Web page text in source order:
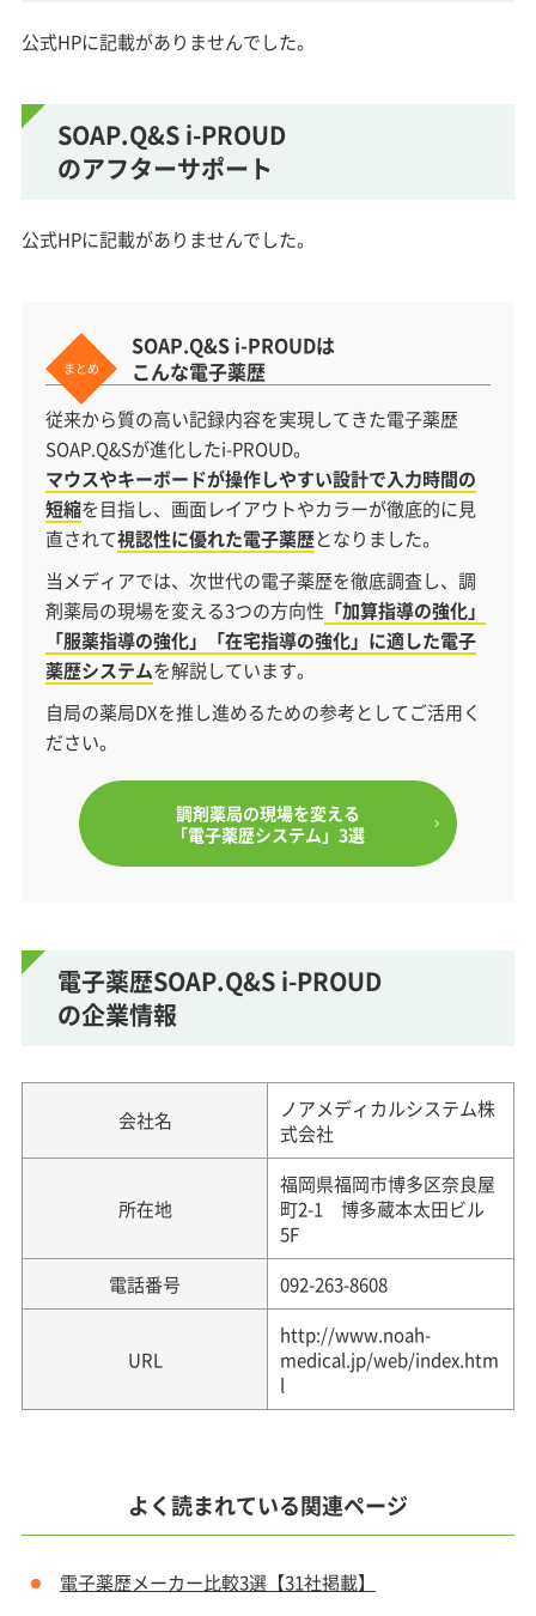
公式HPに記載がありませんでした。
SOAP.Q&S i-PROUD
のアフターサポート
公式HPに記載がありませんでした。
SOAP.Q&S i-PROUDは
こんな電子薬歴
従来から質の高い記録内容を実現してきた電子薬歴
SOAP.Q&Sが進化したi-PROUD。
マウスやキーボードが操作しやすい設計で入力時間の
短縮を目指し、画面レイアウトやカラーが徹底的に見
直されて視認性に優れた電子薬歴となりました。
当メディアでは、次世代の電子薬歴を徹底調査し、調
剤薬局の現場を変える3つの方向性 「加算指導の強化」
「服薬指導の強化」「在宅指導の強化」に適した電子
薬歴システムを解説しています。
自局の薬局DXを推し進めるための参考としてご活用く
ださい。
調剤薬局の現場を変える
「電子薬歴システム」3選
電子薬歴SOAP.Q&S i-PROUD
の企業情報
会社名
ノアメディカルシステム株
式会社
所在地
福岡県福岡市博多区奈良屋
町2-1 博多蔵本太田ビル
5F
電話番号
092-263-8608
URL
http://www.noah-
medical.jp/web/index.htm
l
よく読まれている関連ページ
電子薬歴メーカー比較3選【31社掲載】